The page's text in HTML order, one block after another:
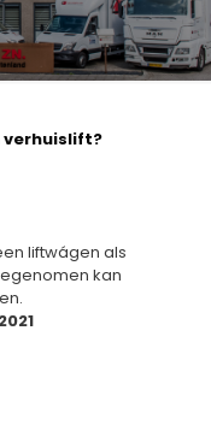
verhuislift?
liftwágen als
kan